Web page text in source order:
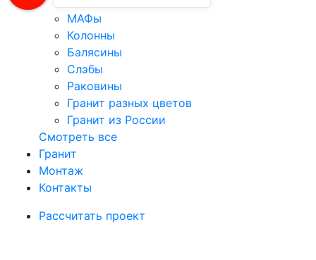
МАФы
Колонны
Балясины
Слэбы
Раковины
Гранит разных цветов
Гранит из России
Смотреть все
Гранит
Монтаж
Контакты
Рассчитать проект